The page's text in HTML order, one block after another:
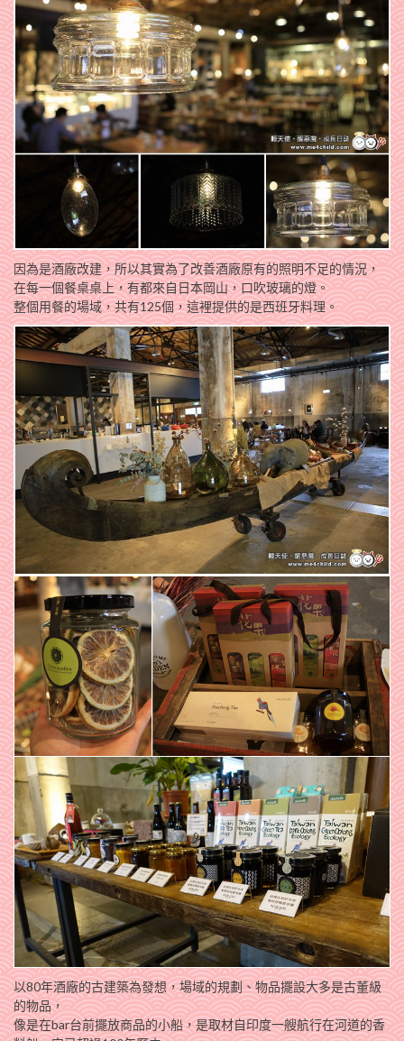
因為是酒廠改建，所以其實為了改善酒廠原有的照明不足的情況，
在每一個餐桌桌上，有都來自日本岡山，口吹玻璃的燈。
整個用餐的場域，共有125個，這裡提供的是西班牙料理。
以80年酒廠的古建築為發想，場域的規劃、物品擺設大多是古董級
的物品，
像是在bar台前擺放商品的小船，是取材自印度一艘航行在河道的香